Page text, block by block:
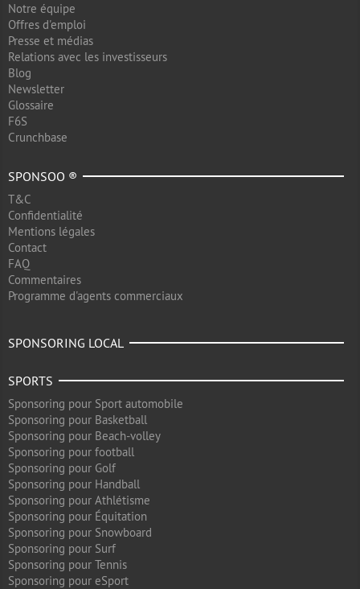
Notre équipe
Offres d'emploi
Presse et médias
Relations avec les investisseurs
Blog
Newsletter
Glossaire
F6S
Crunchbase
SPONSOO ®
T&C
Confidentialité
Mentions légales
Contact
FAQ
Commentaires
Programme d'agents commerciaux
SPONSORING LOCAL
SPORTS
Sponsoring pour Sport automobile
Sponsoring pour Basketball
Sponsoring pour Beach-volley
Sponsoring pour football
Sponsoring pour Golf
Sponsoring pour Handball
Sponsoring pour Athlétisme
Sponsoring pour Équitation
Sponsoring pour Snowboard
Sponsoring pour Surf
Sponsoring pour Tennis
Sponsoring pour eSport